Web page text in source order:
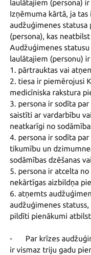
laulātajiem (persona)
Izņēmuma kārtā, ja
audžuģimenes
(persona), kas
Audžuģimenes
laulātajiem (personu)
1. pārtrauktas vai
2. tiesa ir piemērojusi
medicīniska rakstura
3. persona ir sodīta
saistīti ar vardarbību
neatkarīgi no
4. persona ir sodīta
tikumību un
sodāmības dzēšanas
5. persona ir atcelta
nekārtīgas aizbildņa
6. atņemts
audžuģimenes
pildīti pienākumi
-	Par krīzes audžuģimeni var kļūt audžuģimene, kurai
ir vismaz triju gadu